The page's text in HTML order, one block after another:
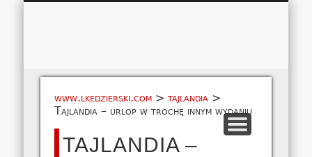
O NAS
EUROPA A-M
EUROPA N-Z
AZJA
AFRYKA
AMERYKA
OCEANIA
MAPA
WSPÓŁPRACA
KONTAKT
www.lkedzierski.com >tajlandia >
Tajlandia – urlop w trochę innym wydaniu
TAJLANDIA –